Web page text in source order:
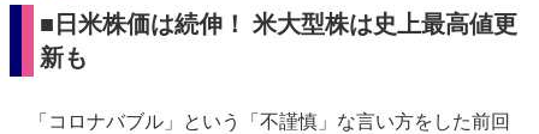
■日米株価は続伸！ 米大型株は史上最高値更
新も
「コロナバブル」という「不謹慎」な言い方をした前回